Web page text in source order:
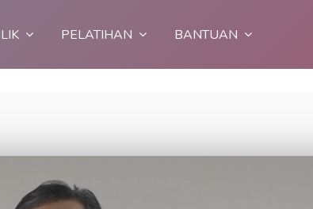
PELATIHAN BANTUAN